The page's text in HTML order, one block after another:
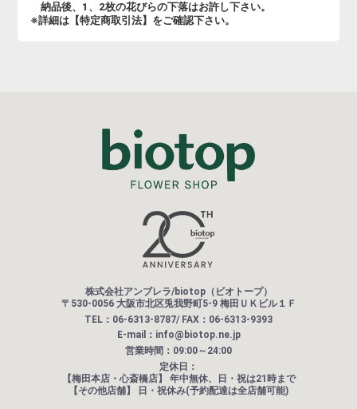
納品後、1、2枚の花びらの下落はお許し下さい。
※詳細は【特定商取引法】をご確認下さい。
株式会社アンブレラ/biotop（ビオトープ）
〒530-0056 大阪市北区兎我野町5-9 梅田ＵＫビル１Ｆ
TEL：06-6313-8787/ FAX：06-6313-9393
E-mail：info@biotop.ne.jp
営業時間：09:00～24:00
定休日：
【梅田本店・心斎橋店】 年中無休、日・祝は21時まで
【その他店舗】
日・祝休み(予約配達は全店舗可能)